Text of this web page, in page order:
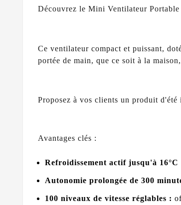
Découvrez le Mini Ventilateur
Ce ventilateur compact et puissant,
portée de main, que ce soit à la
Proposez à vos clients un produit
Avantages clés :
Refroidissement actif jusqu'à 16°C
Autonomie prolongée de 300
100 niveaux de vitesse réglables :